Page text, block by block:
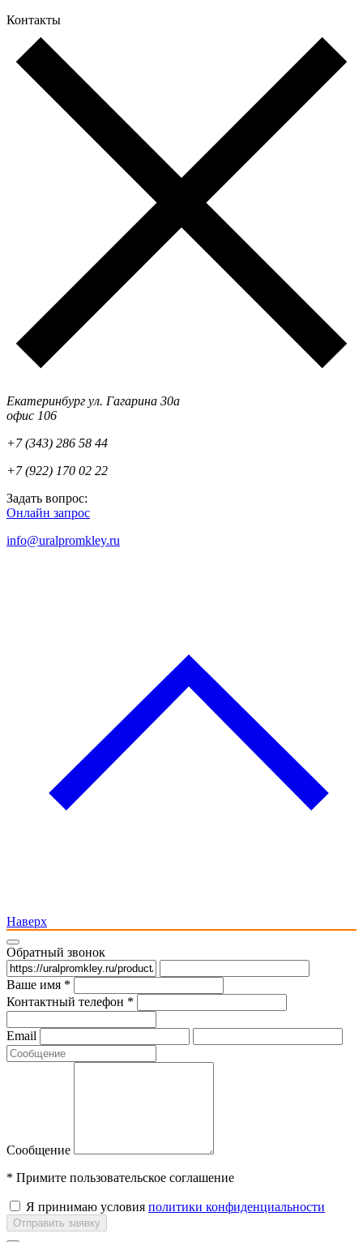
Контакты
Екатеринбург ул. Гагарина 30а
офис 106
+7 (343) 286 58 44
+7 (922) 170 02 22
Задать вопрос:
Онлайн запрос
info@uralpromkley.ru
Наверх
Обратный звонок
Ваше имя *
Контактный телефон *
Email
Сообщение
* Примите пользовательское соглашение
Я принимаю условия политики конфиденциальности
Отправить заявку